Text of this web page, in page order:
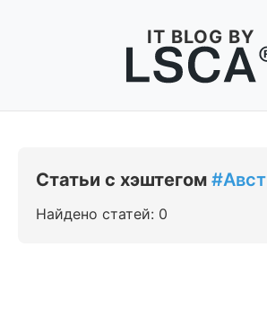
IT BLOG BY
Статьи с хэштегом
Найдено статей: 0